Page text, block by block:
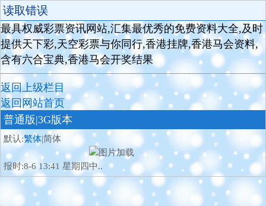
读取错误
最具权威彩票资讯网站,汇集最优秀的免费资料大全,及时
提供天下彩,天空彩票与你同行,香港挂牌,香港马会资料,
含有六合宝典,香港马会开奖结果
返回上级栏目
返回网站首页
普通版|3G版本
默认:繁体|简体
报时:8-6 13:41 星期四